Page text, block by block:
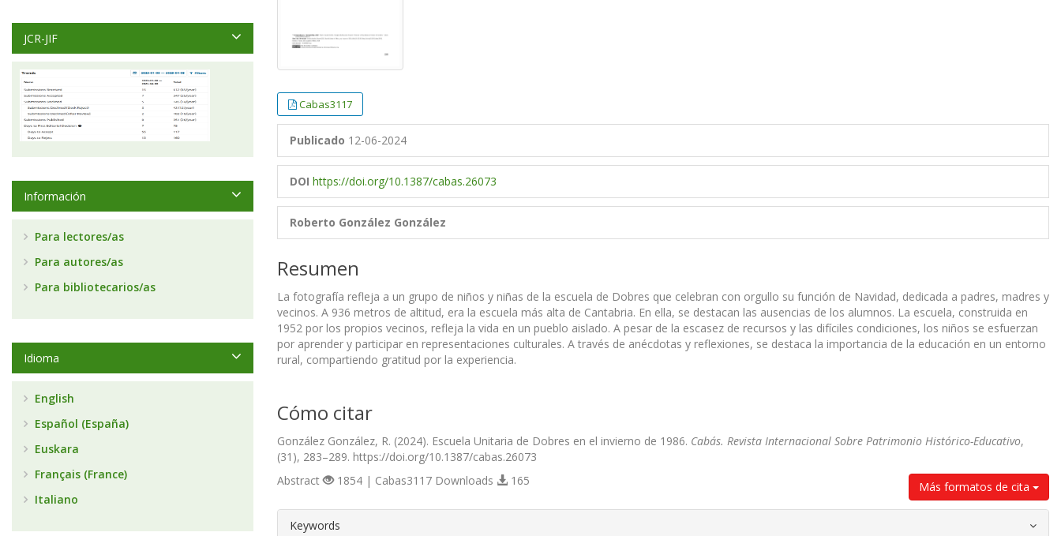
Cabas3117
Publicado 12-06-2024
DOI https://doi.org/10.1387/cabas.26073
Roberto González González
Resumen
La fotografía refleja a un grupo de niños y niñas de la escuela de Dobres que celebran con orgullo su función de Navidad, dedicada a padres, madres y
vecinos. A 936 metros de altitud, era la escuela más alta de Cantabria. En ella, se destacan las ausencias de los alumnos. La escuela, construida en
1952 por los propios vecinos, refleja la vida en un pueblo aislado. A pesar de la escasez de recursos y las difíciles condiciones, los niños se esfuerzan
por aprender y participar en representaciones culturales. A través de anécdotas y reflexiones, se destaca la importancia de la educación en un entorno
rural, compartiendo gratitud por la experiencia.
Cómo citar
González González, R. (2024). Escuela Unitaria de Dobres en el invierno de 1986. Cabás. Revista Internacional Sobre Patrimonio Histórico-Educativo,
(31), 283–289. https://doi.org/10.1387/cabas.26073
Más formatos de cita
Abstract 1854 | Cabas3117 Downloads 165
##plugins.themes.bootstrap3.article.details##
Keywords
JCR-JIF
Información
Para lectores/as
Para autores/as
Para bibliotecarios/as
Idioma
English
Español (España)
Euskara
Français (France)
Italiano